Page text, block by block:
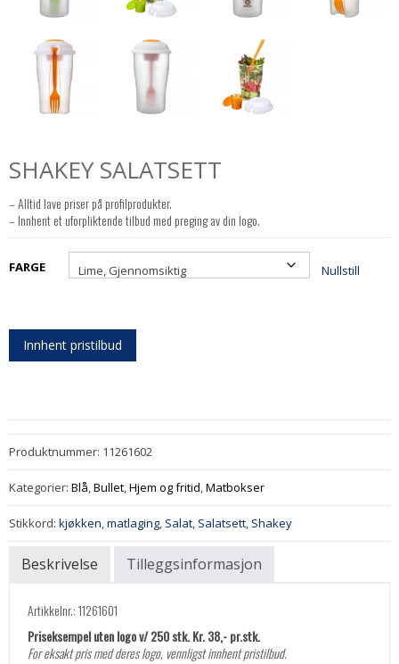
SHAKEY SALATSETT
– Alltid lave priser på profilprodukter.
– Innhent et uforpliktende tilbud med preging av din logo.
FARGE Nullstill
Innhent pristilbud
Produktnummer: 11261602
Kategorier: Blå,Bullet,Hjem og fritid,Matbokser
Stikkord: kjøkken,matlaging, Salat, Salatsett, Shakey
Beskrivelse Tilleggsinformasjon
Artikkelnr.: 11261601
Priseksempel uten logo v/ 250 stk. Kr. 38,- pr.stk.
For eksakt pris med deres logo, vennligst innhent pristilbud.